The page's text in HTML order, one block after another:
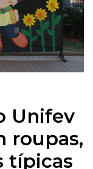
Unifev
roupas,
típicas